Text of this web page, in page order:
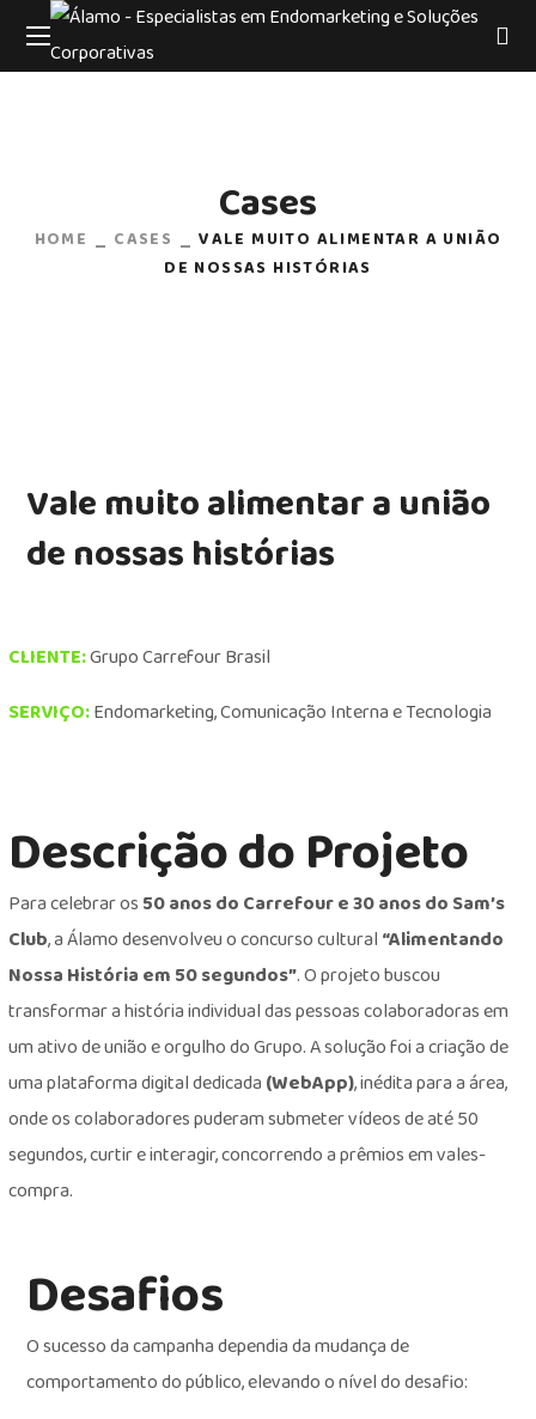
Cases
HOME CASES
VALE MUITO ALIMENTAR A UNIÃO
DE NOSSAS HISTÓRIAS
Vale muito alimentar a união
de nossas histórias
CLIENTE:Grupo Carrefour Brasil
SERVIÇO:Endomarketing, Comunicação Interna e Tecnologia
Descrição do Projeto
Para celebrar os50 anos do Carrefour e 30 anos do Sam’s
Club, a Álamo desenvolveu o concurso cultural“Alimentando
Nossa História em 50 segundos”. O projeto buscou
transformar a história individual das pessoas colaboradoras em
um ativo de união e orgulho do Grupo. A solução foi a criação de
uma plataforma digital dedicada(WebApp), inédita para a área,
onde os colaboradores puderam submeter vídeos de até 50
segundos, curtir e interagir, concorrendo a prêmios em vales-
compra.
Desafios
O sucesso da campanha dependia da mudança de
comportamento do público, elevando o nível do desafio: